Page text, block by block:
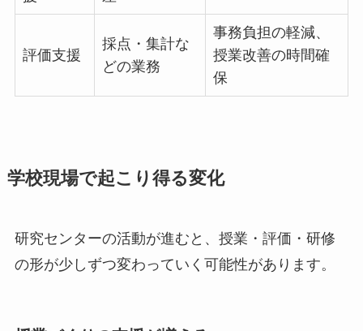
評価支援
採点・集計な
どの業務
事務負担の軽減、
授業改善の時間確
保
学校現場で起こり得る変化
研究センターの活動が進むと、授業・評価・研修
の形が少しずつ変わっていく可能性があります。